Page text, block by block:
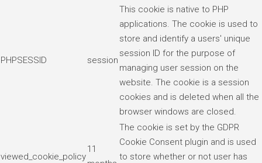
PHPSESSID session
This cookie is native to PHP
applications. The cookie is used to
store and identify a users' unique
session ID for the purpose of
managing user session on the
website. The cookie is a session
cookies and is deleted when all the
browser windows are closed.
viewed_cookie_policy
11
The cookie is set by the GDPR
Cookie Consent plugin and is used
to store whether or not user has